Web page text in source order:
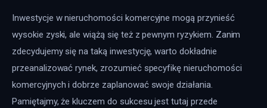
Inwestycje w nieruchomości komercyjne mogą przynieść
wysokie zyski, ale wiążą się też z pewnym ryzykiem. Zanim
zdecydujemy się na taką inwestycję, warto dokładnie
przeanalizować rynek, zrozumieć specyfikę nieruchomości
komercyjnych i dobrze zaplanować swoje działania.
Pamiętajmy, że kluczem do sukcesu jest tutaj przede